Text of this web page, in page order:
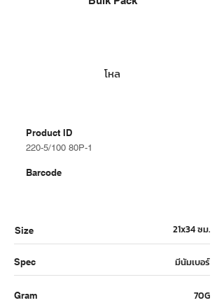
โหล
Product ID
220-5/100 80P-1
Barcode
Size 21x34 ซม.
Spec มีนัมเบอร์
Gram 70G